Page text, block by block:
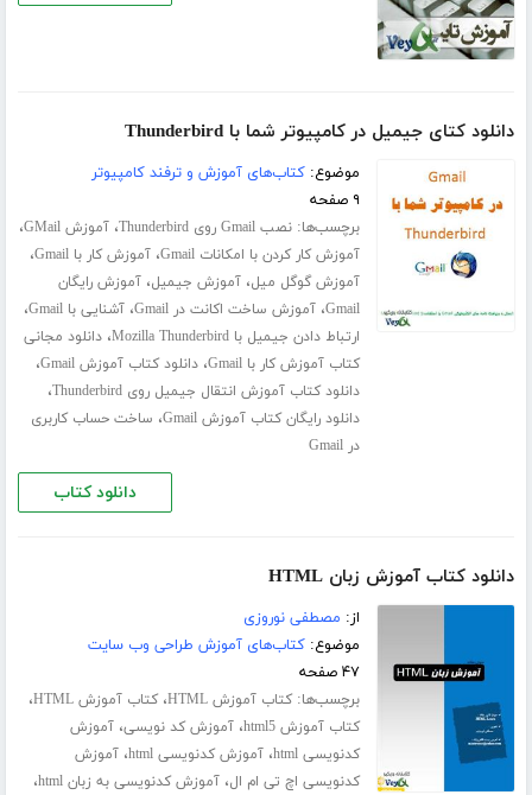
دانلود کتای جیمیل در کامپیوتر شما با Thunderbird
موضوع:کتاب‌های آموزش و ترفند کامپیوتر
۹ صفحه
برچسب‌ها:نصب Gmail روی Thunderbird ،آموزش GMail ،
آموزش کار کردن با امکانات Gmail ،آموزش کار با Gmail ،
آموزش گوگل میل،آموزش جیمیل،آموزش رایگان
Gmail،آموزش ساخت اکانت در Gmail ،آشنایی با Gmail ،
ارتباط دادن جیمیل با Mozilla Thunderbird ،دانلود مجانی
کتاب آموزش کار با Gmail
،دانلود کتاب آموزش Gmail ،
دانلود کتاب آموزش انتقال جیمیل روی Thunderbird ،
دانلود رایگان کتاب آموزش Gmail ، ساخت حساب کاربری
در Gmail
دانلود کتاب
دانلود کتاب آموزش زبان HTML
از: مصطفی نوروزی
موضوع:کتاب‌های آموزش طراحی وب سایت
۴۷ صفحه
برچسب‌ها:کتاب آموزش HTML ،کتاب آموزش HTML ،
کتاب آموزش html5 ،آموزش کد نویسی،آموزش
کدنویسی html
،آموزش کدنویسی html ،آموزش
کدنویسی اچ تی ام ال،آموزش کدنویسی به زبان html ،